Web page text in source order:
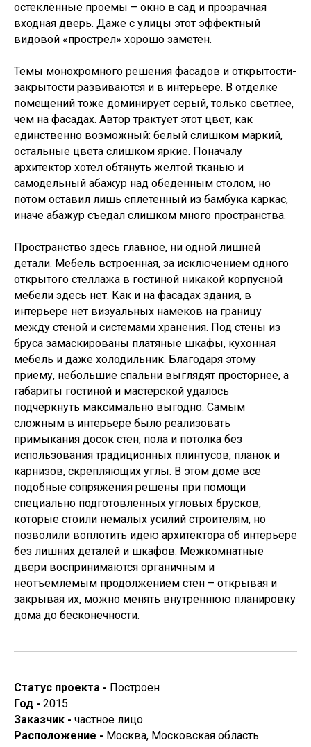
остеклённые проемы – окно в сад и прозрачная
входная дверь. Даже с улицы этот эффектный
видовой «прострел» хорошо заметен.
Темы монохромного решения фасадов и открытости-
закрытости развиваются и в интерьере. В отделке
помещений тоже доминирует серый, только светлее,
чем на фасадах. Автор трактует этот цвет, как
единственно возможный: белый слишком маркий,
остальные цвета слишком яркие. Поначалу
архитектор хотел обтянуть желтой тканью и
самодельный абажур над обеденным столом, но
потом оставил лишь сплетенный из бамбука каркас,
иначе абажур съедал слишком много пространства.
Пространство здесь главное, ни одной лишней
детали. Мебель встроенная, за исключением одного
открытого стеллажа в гостиной никакой корпусной
мебели здесь нет. Как и на фасадах здания, в
интерьере нет визуальных намеков на границу
между стеной и системами хранения. Под стены из
бруса замаскированы платяные шкафы, кухонная
мебель и даже холодильник. Благодаря этому
приему, небольшие спальни выглядят просторнее, а
габариты гостиной и мастерской удалось
подчеркнуть максимально выгодно. Самым
сложным в интерьере было реализовать
примыкания досок стен, пола и потолка без
использования традиционных плинтусов, планок и
карнизов, скрепляющих углы. В этом доме все
подобные сопряжения решены при помощи
специально подготовленных угловых брусков,
которые стоили немалых усилий строителям, но
позволили воплотить идею архитектора об интерьере
без лишних деталей и шкафов. Межкомнатные
двери воспринимаются органичным и
неотъемлемым продолжением стен – открывая и
закрывая их, можно менять внутреннюю планировку
дома до бесконечности.
Cтатус проекта - Построен
Год - 2015
Заказчик - частное лицо
Расположение - Москва, Московская область
© Алексей Ильин 2025